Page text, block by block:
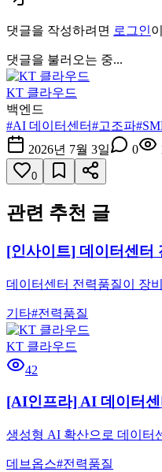
댓글을 작성하려면 로그인
댓글을 불러오는 중...
KT 클라우드
백엔드
#AI 데이터센터#고조파#
2026년 7월 3일
0
0
관련 추천 글
[인사이트] 데이터센터
데이터센터 전력품질이 장
기타#전력품질
KT 클라우드
42
[AI인프라] AI 데이터
생성형 AI 확산으로 데이터
데브옵스#전력품질